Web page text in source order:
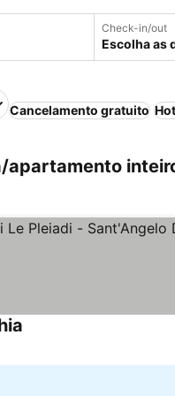
Check-in/out
Escolha as
Cancelamento gratuito
apartamento